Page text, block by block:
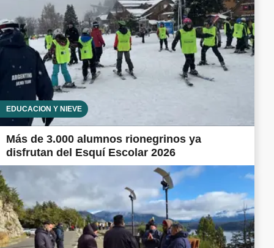
EDUCACIÓN Y NIEVE
Más de 3.000 alumnos rionegrinos ya
disfrutan del Esquí Escolar 2026